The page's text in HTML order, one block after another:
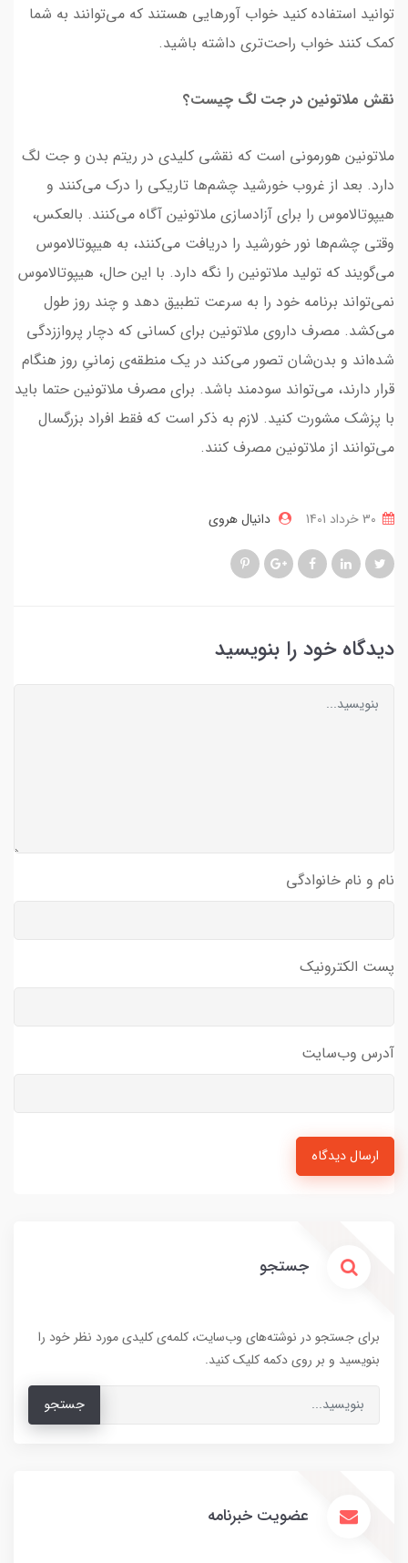
توانید استفاده کنید خواب آورهایی هستند که می‌توانند به شما
کمک کنند خواب راحت‌تری داشته باشید.
نقش ملاتونین در جت لگ چیست؟
ملاتونین هورمونی است که نقشی کلیدی در ریتم بدن و جت لگ
دارد. بعد از غروب خورشید چشم‌ها تاریکی را درک می‌کنند و
هیپوتالاموس را برای آزادسازی ملاتونین آگاه می‌کنند. بالعکس،
وقتی چشم‌ها نور خورشید را دریافت می‌کنند، به هیپوتالاموس
می‌گویند که تولید ملاتونین را نگه دارد. با این حال، هیپوتالاموس
نمی‌تواند برنامه خود را به سرعت تطبیق دهد و چند روز طول
می‌کشد. مصرف داروی ملاتونین برای کسانی که دچار پرواززدگی
شده‌اند و بدن‌شان تصور می‌کند در یک منطقه‌ی زمانیِ روز هنگام
قرار دارند، می‌تواند سودمند باشد. برای مصرف ملاتونین حتما باید
با پزشک مشورت کنید. لازم به ذکر است که فقط افراد بزرگسال
می‌توانند از ملاتونین مصرف کنند.
دانیال هروی
دیدگاه خود را بنویسید
نام و نام خانوادگی
پست الکترونیک
آدرس وب‌سایت
ارسال دیدگاه
جستجو
برای جستجو در نوشته‌های وب‌سایت، کلمه‌ی کلیدی مورد نظر خود را
بنویسید و بر روی دکمه کلیک کنید.
جستجو
عضویت خبرنامه